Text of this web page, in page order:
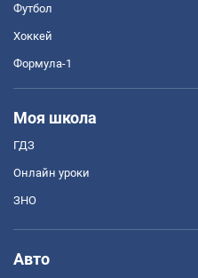
Футбол
Хоккей
Формула-1
Моя школа
ГДЗ
Онлайн уроки
ЗНО
Авто